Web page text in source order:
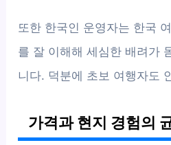
또한 한국인 운영자는 한국
를 잘 이해해 세심한 배려가
니다. 덕분에 초보 여행자도
가격과 현지 경험의